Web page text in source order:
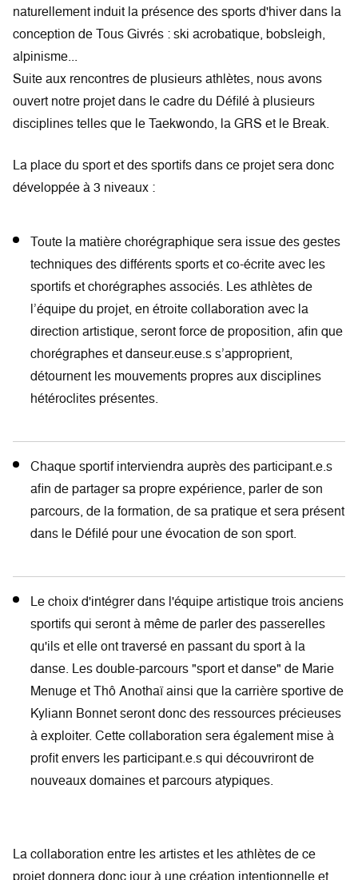
naturellement induit la présence des sports d'hiver dans la
conception de Tous Givrés : ski acrobatique, bobsleigh,
alpinisme...
Suite aux rencontres de plusieurs athlètes, nous avons
ouvert notre projet dans le cadre du Défilé à plusieurs
disciplines telles que le Taekwondo, la GRS et le Break.
La place du sport et des sportifs dans ce projet sera donc
développée à 3 niveaux :
Toute la matière chorégraphique sera issue des gestes
techniques des différents sports et co-écrite avec les
sportifs et chorégraphes associés. Les athlètes de
l’équipe du projet, en étroite collaboration avec la
direction artistique, seront force de proposition, afin que
chorégraphes et danseur.euse.s s’approprient,
détournent les mouvements propres aux disciplines
hétéroclites présentes.
Chaque sportif interviendra auprès des participant.e.s
afin de partager sa propre expérience, parler de son
parcours, de la formation, de sa pratique et sera présent
dans le Défilé pour une évocation de son sport.
Le choix d'intégrer dans l'équipe artistique trois anciens
sportifs qui seront à même de parler des passerelles
qu'ils et elle ont traversé en passant du sport à la
danse. Les double-parcours "sport et danse" de Marie
Menuge et Thô Anothaï ainsi que la carrière sportive de
Kyliann Bonnet seront donc des ressources précieuses
à exploiter. Cette collaboration sera également mise à
profit envers les participant.e.s qui découvriront de
nouveaux domaines et parcours atypiques.
La collaboration entre les artistes et les athlètes de ce
projet donnera donc jour à une création intentionnelle et